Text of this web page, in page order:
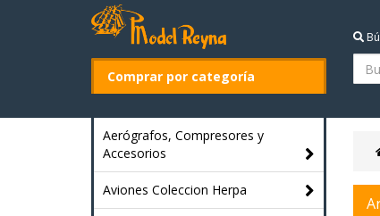
Comprar por categoría
Aerógrafos, Compresores y
Accesorios
Aviones Coleccion Herpa